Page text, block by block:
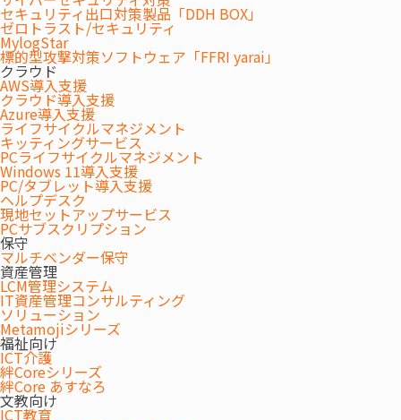
セキュリティ出口対策製品「DDH BOX」
ゼロトラスト/セキュリティ
MylogStar
標的型攻撃対策ソフトウェア「FFRI yarai」
クラウド
AWS導入支援
クラウド導入支援
Azure導入支援
ライフサイクルマネジメント
キッティングサービス
PCライフサイクルマネジメント
Windows 11導入支援
PC/タブレット導入支援
ヘルプデスク
現地セットアップサービス
PCサブスクリプション
保守
マルチベンダー保守
資産管理
LCM管理システム
IT資産管理コンサルティング
ソリューション
Metamojiシリーズ
福祉向け
ICT介護
絆Coreシリーズ
絆Core あすなろ
文教向け
ICT教育